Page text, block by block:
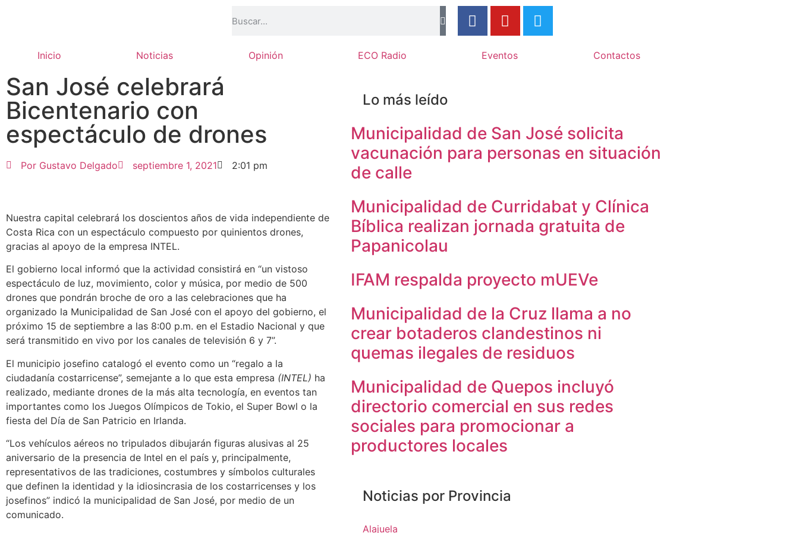
Inicio Noticias Opinión ECO Radio Eventos Contactos
San José celebrará
Bicentenario con
espectáculo de drones
Por Gustavo Delgado septiembre 1, 2021 2:01 pm
Nuestra capital celebrará los doscientos años de vida independiente de
Costa Rica con un espectáculo compuesto por quinientos drones,
gracias al apoyo de la empresa INTEL.
El gobierno local informó que la actividad consistirá en “un vistoso
espectáculo de luz, movimiento, color y música, por medio de 500
drones que pondrán broche de oro a las celebraciones que ha
organizado la Municipalidad de San José con el apoyo del gobierno, el
próximo 15 de septiembre a las 8:00 p.m. en el Estadio Nacional y que
será transmitido en vivo por los canales de televisión 6 y 7”.
El municipio josefino catalogó el evento como un “regalo a la
ciudadanía costarricense”, semejante a lo que esta empresa (INTEL) ha
realizado, mediante drones de la más alta tecnología, en eventos tan
importantes como los Juegos Olímpicos de Tokio, el Super Bowl o la
fiesta del Día de San Patricio en Irlanda.
“Los vehículos aéreos no tripulados dibujarán figuras alusivas al 25
aniversario de la presencia de Intel en el país y, principalmente,
representativos de las tradiciones, costumbres y símbolos culturales
que definen la identidad y la idiosincrasia de los costarricenses y los
josefinos” indicó la municipalidad de San José, por medio de un
comunicado.
Lo más leído
Municipalidad de San José solicita
vacunación para personas en situación
de calle
Municipalidad de Curridabat y Clínica
Bíblica realizan jornada gratuita de
Papanicolau
IFAM respalda proyecto mUEVe
Municipalidad de la Cruz llama a no
crear botaderos clandestinos ni
quemas ilegales de residuos
Municipalidad de Quepos incluyó
directorio comercial en sus redes
sociales para promocionar a
productores locales
Noticias por Provincia
Alajuela